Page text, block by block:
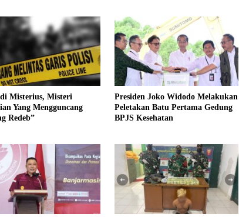
Misterius, Misteri
Yang Mengguncang
Redeb”
Presiden Joko Widodo Melakukan
Peletakan Batu Pertama Gedung
BPJS Kesehatan